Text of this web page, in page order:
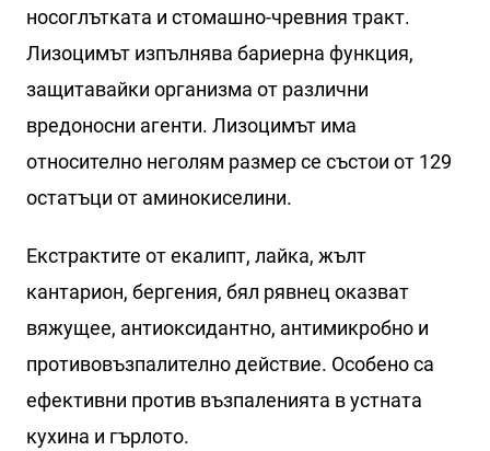
носоглътката и стомашно-чревния тракт.
Лизоцимът изпълнява бариерна функция,
защитавайки организма от различни
вредоносни агенти. Лизоцимът има
относително неголям размер се състои от 129
остатъци от аминокиселини.
Екстрактите от екалипт, лайка, жълт
кантарион, бергения, бял рявнец оказват
вяжущее, антиоксидантно, антимикробно и
противовъзпалително действие. Особено са
ефективни против възпаленията в устната
кухина и гърлото.